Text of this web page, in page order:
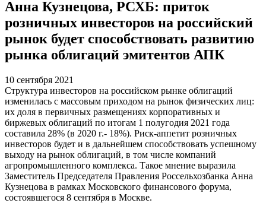
Анна Кузнецова, РСХБ: приток
розничных инвесторов на российский
рынок будет способствовать развитию
рынка облигаций эмитентов АПК
10 сентября 2021
Структура инвесторов на российском рынке облигаций
изменилась с массовым приходом на рынок физических лиц:
их доля в первичных размещениях корпоративных и
биржевых облигаций по итогам 1 полугодия 2021 года
составила 28% (в 2020 г.- 18%). Риск-аппетит розничных
инвесторов будет и в дальнейшем способствовать успешному
выходу на рынок облигаций, в том числе компаний
агропромышленного комплекса. Такое мнение выразила
Заместитель Председателя Правления Россельхозбанка Анна
Кузнецова в рамках Московского финансового форума,
состоявшегося 8 сентября в Москве.